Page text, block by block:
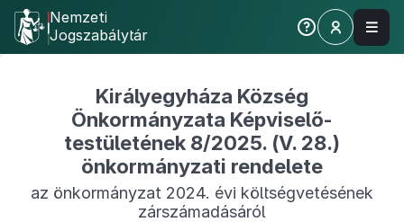
Nemzeti
Jogszabálytár
Királyegyháza Község
Önkormányzata Képviselő-
testületének 8/2025. (V. 28.)
önkormányzati rendelete
az önkormányzat 2024. évi költségvetésének
zárszámadásáról